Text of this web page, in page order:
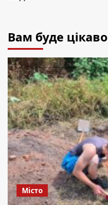
Вам буде цікаво
Місто